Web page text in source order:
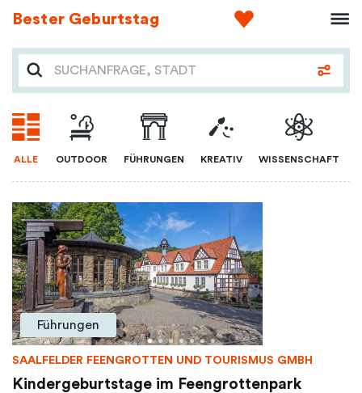
Bester Geburtstag
ALLE OUTDOOR FÜHRUNGEN KREATIV WISSENSCHAFT
Führungen
SAALFELDER FEENGROTTEN UND TOURISMUS GMBH
Kindergeburtstage im Feengrottenpark